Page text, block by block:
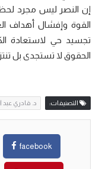
​إن النصر ليس مجرد
القوة وإفشال أهداف
تجسيد حي لاستعادة
الحقوق لا تستجدى بل
التصنيفات: د. قادري عبد
facebook